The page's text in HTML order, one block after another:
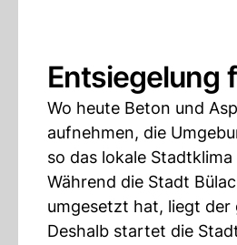
Entsiegelung
Wo heute Beton und
aufnehmen, die
so das lokale
Während die Stadt
umgesetzt hat, liegt der
Deshalb startet die